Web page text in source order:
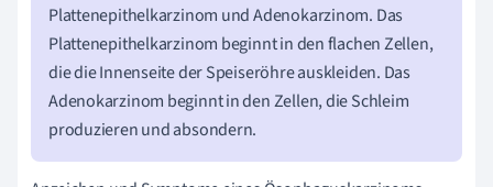
Plattenepithelkarzinom und Adenokarzinom. Das
Plattenepithelkarzinom beginnt in den flachen Zellen,
die die Innenseite der Speiseröhre auskleiden. Das
Adenokarzinom beginnt in den Zellen, die Schleim
produzieren und absondern.